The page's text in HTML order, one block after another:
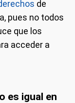
de
pues no todos
que los
acceder a
es igual en